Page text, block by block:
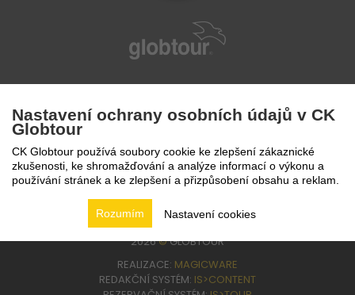
224 94 82 41
2026©GLOBTOUR
REALIZACE: MAGICWARE
REDAKČNÍ SYSTÉM: IS>CONTENT
Nastavení ochrany osobních údajů v CK
Globtour
CK Globtour používá soubory cookie ke zlepšení zákaznické
zkušenosti, ke shromažďování a analýze informací o výkonu a
používání stránek a ke zlepšení a přizpůsobení obsahu a reklam.
Nastavení cookies
Rozumím